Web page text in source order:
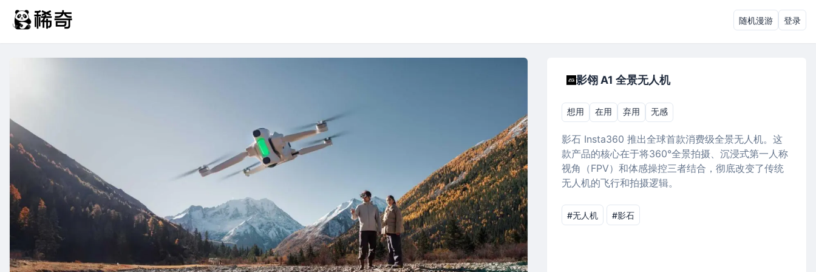
随机漫游 登录
影翎 A1 全景无人机
想用 在用 弃用 无感
影石 Insta360 推出全球首款消费级全景无人机。这
款产品的核心在于将360°全景拍摄、沉浸式第一人称
视角（FPV）和体感操控三者结合，彻底改变了传统
无人机的飞行和拍摄逻辑。
#无人机 #影石